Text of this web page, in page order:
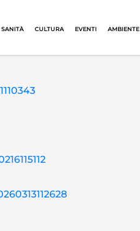
SANITÀ CULTURA EVENTI AMBIENTE